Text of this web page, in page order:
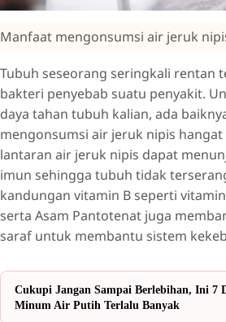
Manfaat mengonsumsi air jeruk
Tubuh seseorang seringkali rentan
bakteri penyebab suatu penyakit.
daya tahan tubuh kalian, ada
mengonsumsi air jeruk nipis hangat
lantaran air jeruk nipis dapat
imun sehingga tubuh tidak
kandungan vitamin B seperti
serta Asam Pantotenat juga
saraf untuk membantu sistem
Cukupi Jangan Sampai Berlebihan, Ini 7
Minum Air Putih Terlalu Banyak